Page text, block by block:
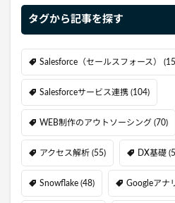
タグから記事を探す
Salesforce（セールスフォース）
Salesforceサービス連携 (104)
WEB制作のアウトソーシング (70)
アクセス解析 (55) DX基礎
Snowflake (48) Googleアナ